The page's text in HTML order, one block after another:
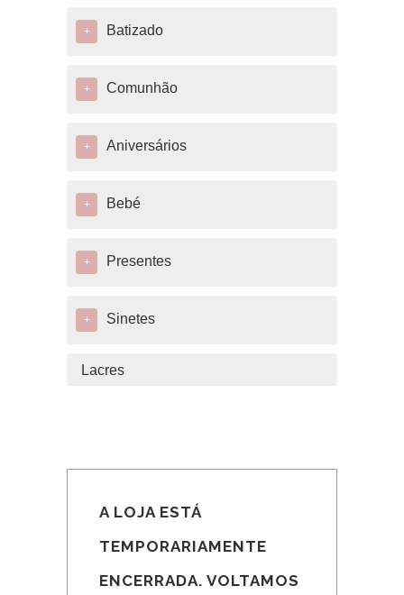
+ Batizado
+ Comunhão
+ Aniversários
+ Bebé
+ Presentes
+ Sinetes
Lacres
A LOJA ESTÁ
TEMPORARIAMENTE
ENCERRADA. VOLTAMOS